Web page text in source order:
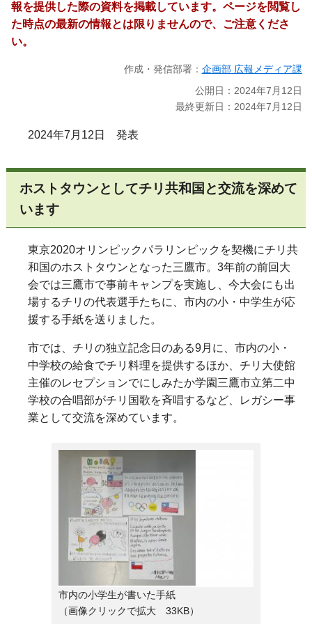
報を提供した際の資料を掲載しています。ページを閲覧し
た時点の最新の情報とは限りませんので、ご注意くださ
い。
作成・発信部署： 企画部 広報メディア課
公開日：2024年7月12日
最終更新日：2024年7月12日
2024年7月12日 発表
ホストタウンとしてチリ共和国と交流を深めて
います
東京2020オリンピックパラリンピックを契機にチリ共
和国のホストタウンとなった三鷹市。3年前の前回大
会では三鷹市で事前キャンプを実施し、今大会にも出
場するチリの代表選手たちに、市内の小・中学生が応
援する手紙を送りました。
市では、チリの独立記念日のある9月に、市内の小・
中学校の給食でチリ料理を提供するほか、チリ大使館
主催のレセプションでにしみたか学園三鷹市立第二中
学校の合唱部がチリ国歌を斉唱するなど、レガシー事
業として交流を深めています。
市内の小学生が書いた手紙
（画像クリックで拡大 33KB）